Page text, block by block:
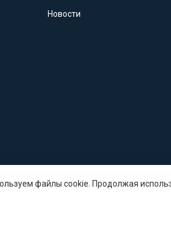
Новости
файлы cookie. Продолжая